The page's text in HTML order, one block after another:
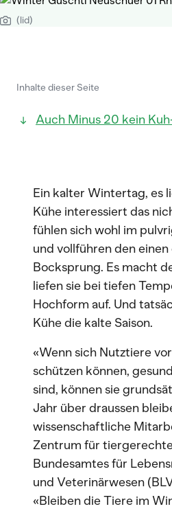
(lid)
Inhalte dieser Seite
Auch Minus 20 kein
Ein kalter Wintertag, es
Kühe interessiert das
fühlen sich wohl im
und vollführen den
Bocksprung. Es macht
liefen sie bei tiefen
Hochform auf. Und
Kühe die kalte Saison.
«Wenn sich Nutztiere
schützen können,
sind, können sie
Jahr über draussen
wissenschaftliche
Zentrum für
Bundesamtes für
und Veterinärwesen
«Bleiben die Tiere im